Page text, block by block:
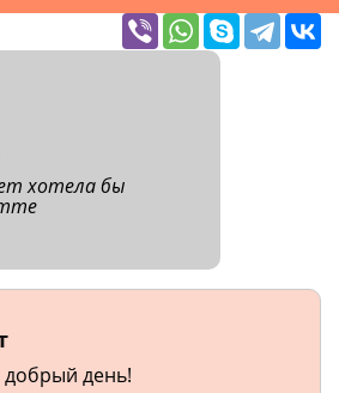
хотела бы
добрый день!